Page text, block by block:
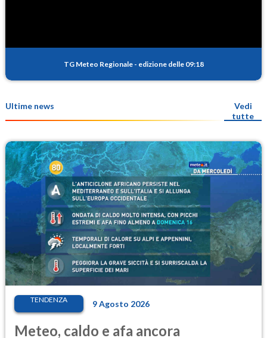
TG Meteo Regionale - edizione delle 09:18
Ultime news
Vedi
tutte
TENDENZA 9 Agosto 2026
Meteo, caldo e afa ancora